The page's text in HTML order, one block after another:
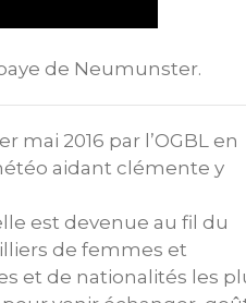
de Neumunster.
mai 2016 par l’OGBL en
aidant clémente y
est devenue au fil du
de femmes et
et de nationalités les